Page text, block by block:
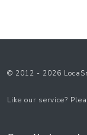
© 2012 - 2026
Like our service?